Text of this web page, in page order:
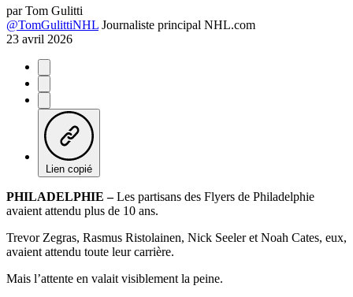
par Tom Gulitti
@TomGulittiNHL Journaliste principal NHL.com
23 avril 2026
Lien copié
PHILADELPHIE –Les partisans des Flyers de Philadelphie
avaient attendu plus de 10 ans.
Trevor Zegras, Rasmus Ristolainen, Nick Seeler et Noah Cates, eux,
avaient attendu toute leur carrière.
Mais l’attente en valait visiblement la peine.